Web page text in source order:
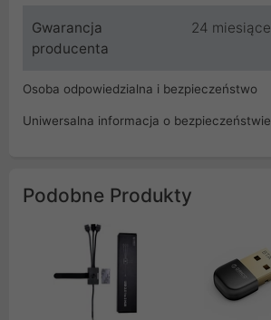
Gwarancja
producenta
24 miesiące
Osoba odpowiedzialna i bezpieczeństwo
Uniwersalna informacja o bezpieczeństwie
Podobne Produkty